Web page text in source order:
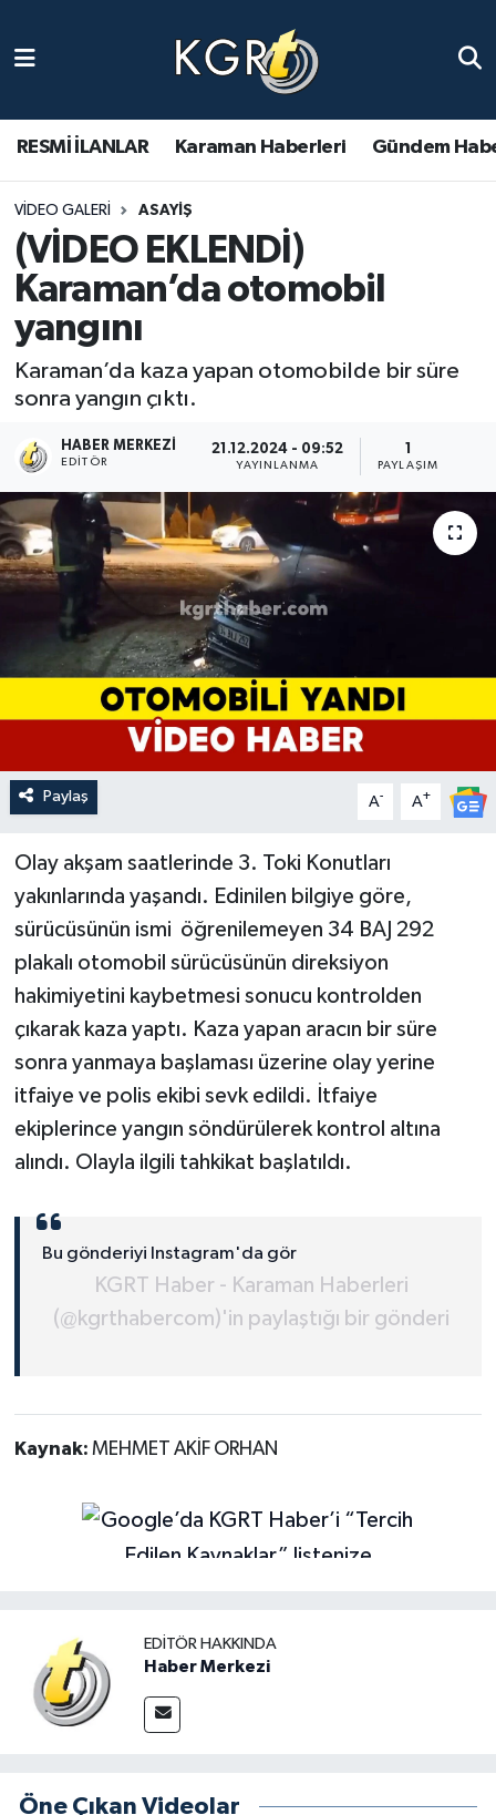
RESMİ İLANLAR Karaman Haberleri Gündem
VIDEO GALERI ASAYIŞ
(VİDEO EKLENDİ)
Karaman’da otomobil
yangını
Karaman’da kaza yapan otomobilde bir süre
sonra yangın çıktı.
HABER MERKEZI
EDITÖR
21.12.2024 - 09:52
YAYINLANMA
1
PAYLAŞIM
Paylaş A- A+
Olay akşam saatlerinde 3. Toki Konutları
yakınlarında yaşandı. Edinilen bilgiye göre,
sürücüsünün ismi öğrenilemeyen 34 BAJ 292
plakalı otomobil sürücüsünün direksiyon
hakimiyetini kaybetmesi sonucu kontrolden
çıkarak kaza yaptı. Kaza yapan aracın bir süre
sonra yanmaya başlaması üzerine olay yerine
itfaiye ve polis ekibi sevk edildi. İtfaiye
ekiplerince yangın söndürülerek kontrol altına
alındı. Olayla ilgili tahkikat başlatıldı.
Bu gönderiyi Instagram'da gör
KGRT Haber - Karaman Haberleri
(@kgrthabercom)'in paylaştığı bir gönderi
Kaynak: MEHMET AKİF ORHAN
EDITÖR HAKKINDA
Haber Merkezi
Öne Çıkan Videolar
Gündem Haberleri
Güncel Haberler
Spor Haberleri
Ulusal Haberler